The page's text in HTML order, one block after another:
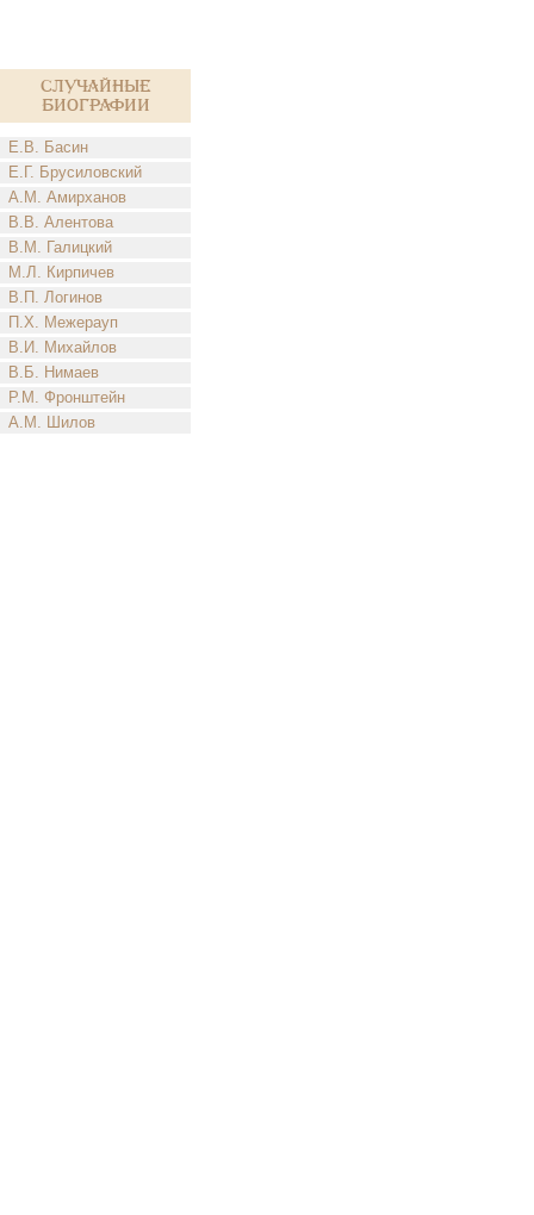
Случайные
биографии
Е.В. Басин
Е.Г. Брусиловский
А.М. Амирханов
В.В. Алентова
В.М. Галицкий
М.Л. Кирпичев
В.П. Логинов
П.Х. Межерауп
В.И. Михайлов
В.Б. Нимаев
Р.М. Фронштейн
А.М. Шилов